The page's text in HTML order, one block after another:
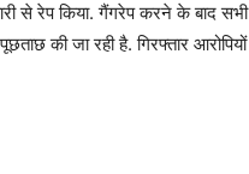
से रेप किया. गैंगरेप करने के बाद सभी
की जा रही है. गिरफ्तार आरोपियों